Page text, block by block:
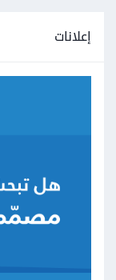
إعلانات